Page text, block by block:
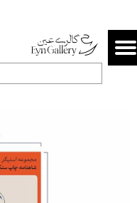
حساب کاربری من
تغییر گذر واژه